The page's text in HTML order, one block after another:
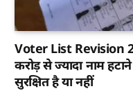
Voter List Revision
करोड़ से ज्यादा नाम
सुरक्षित है या नहीं